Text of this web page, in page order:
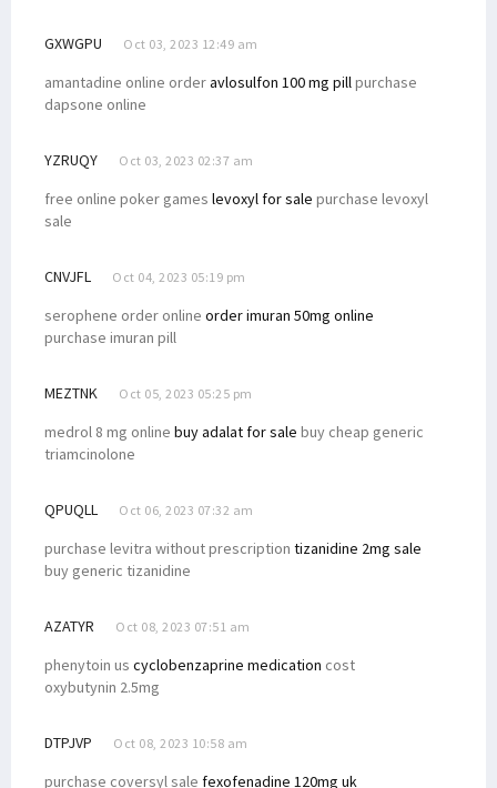
GXWGPU Oct 03, 2023 12:49 am
amantadine online orderavlosulfon 100 mg pillpurchase
dapsone online
YZRUQY Oct 03, 2023 02:37 am
free online poker games levoxyl for sale purchase levoxyl
sale
CNVJFL Oct 04, 2023 05:19 pm
serophene order online order imuran 50mg online
purchase imuran pill
MEZTNK Oct 05, 2023 05:25 pm
medrol 8 mg online buy adalat for sale buy cheap generic
triamcinolone
QPUQLL Oct 06, 2023 07:32 am
purchase levitra without prescription tizanidine 2mg sale
buy generic tizanidine
AZATYR Oct 08, 2023 07:51 am
phenytoin us cyclobenzaprine medication cost
oxybutynin 2.5mg
DTPJVP Oct 08, 2023 10:58 am
purchase coversyl sale fexofenadine 120mg uk